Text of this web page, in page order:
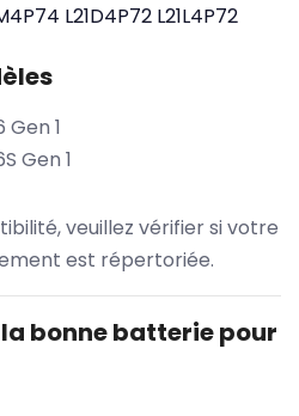
L21D4P72 L21L4P72
Gen 1
Gen 1
veuillez vérifier si votre
est répertoriée.
bonne batterie pour